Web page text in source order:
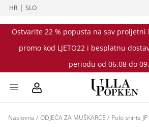
HR |SLO
Ostvarite 22 % popusta na sav
promo kod LJETO22 i besplatnu
periodu od 06.08 do
Naslovna / ODJEĆA ZA MUŠKARCE / Polo shirts